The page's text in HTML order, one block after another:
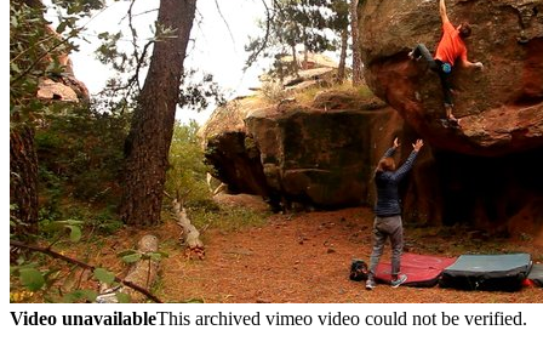
Video unavailableThis archived vimeo video could not be verified.